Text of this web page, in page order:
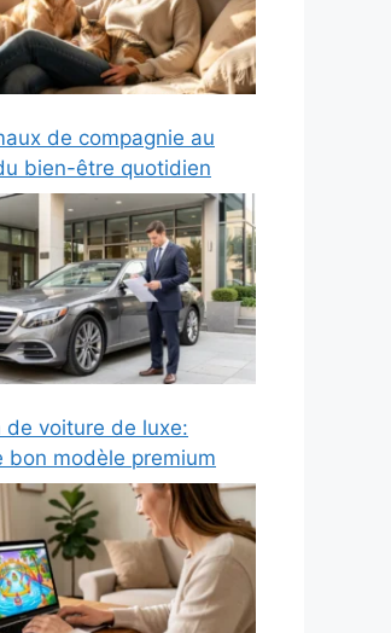
de compagnie au
bien-être quotidien
de voiture de luxe:
bon modèle premium